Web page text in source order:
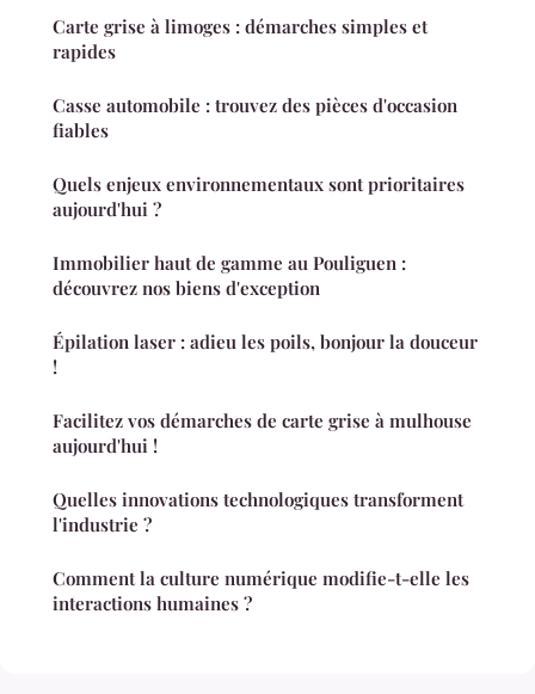
Carte grise à limoges : démarches simples et
rapides
Casse automobile : trouvez des pièces d'occasion
fiables
Quels enjeux environnementaux sont prioritaires
aujourd'hui ?
Immobilier haut de gamme au Pouliguen :
découvrez nos biens d'exception
Épilation laser : adieu les poils, bonjour la douceur
!
Facilitez vos démarches de carte grise à mulhouse
aujourd'hui !
Quelles innovations technologiques transforment
l'industrie ?
Comment la culture numérique modifie-t-elle les
interactions humaines ?